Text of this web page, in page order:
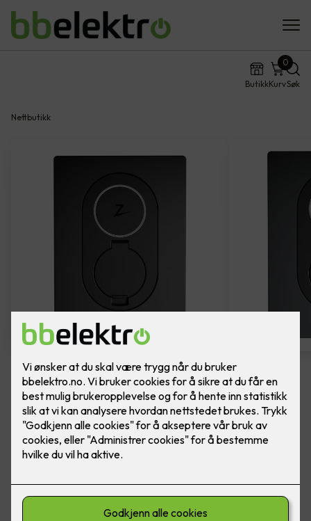
ButikkKurv
0
Søk
Nettbutikk
Zaptec Go
Uansett hva du kjører eller hvor du skal, er
Zaptec Go den sikreste måten å lade opp til